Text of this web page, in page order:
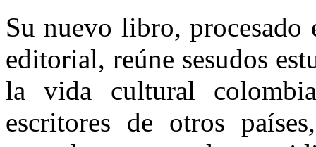
Su nuevo libro,
editorial, reúne sesudos
la vida cultural
escritores de otros